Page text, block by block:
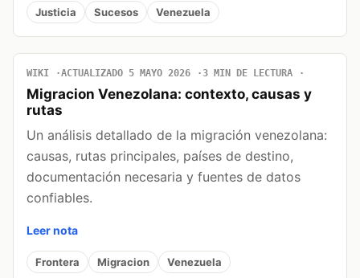
Justicia Sucesos Venezuela
WIKI ACTUALIZADO 5 MAYO 2026 3 MIN DE LECTURA
Migracion Venezolana: contexto, causas y
rutas
Un análisis detallado de la migración venezolana:
causas, rutas principales, países de destino,
documentación necesaria y fuentes de datos
confiables.
Leer nota
Frontera Migracion Venezuela